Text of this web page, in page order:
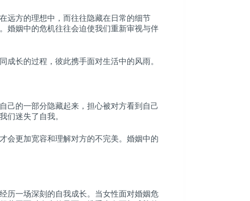
远方的理想中，而往往隐藏在日常的细节
姻中的危机往往会迫使我们重新审视与伴
长的过程，彼此携手面对生活中的风雨。
己的一部分隐藏起来，担心被对方看到自己
们迷失了自我。
会更加宽容和理解对方的不完美。婚姻中的
历一场深刻的自我成长。当女性面对婚姻危